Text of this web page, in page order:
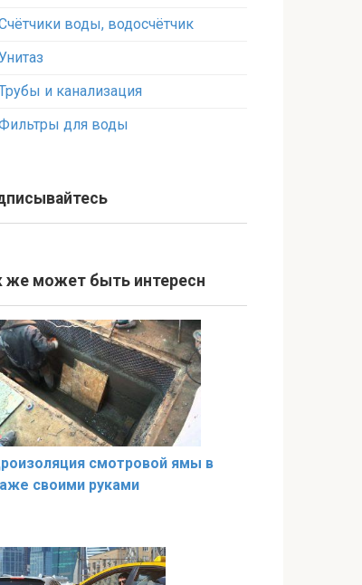
воды, водосчётчик
и канализация
для воды
же может быть интересн
смотровой ямы в
своими руками